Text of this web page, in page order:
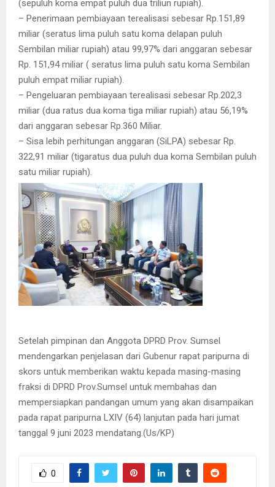
(sepuluh koma empat puluh dua triliun rupiah).
– Penerimaan pembiayaan terealisasi sebesar Rp.151,89
miliar (seratus lima puluh satu koma delapan puluh
Sembilan miliar rupiah) atau 99,97% dari anggaran sebesar
Rp. 151,94 miliar ( seratus lima puluh satu koma Sembilan
puluh empat miliar rupiah).
– Pengeluaran pembiayaan terealisasi sebesar Rp.202,3
miliar (dua ratus dua koma tiga miliar rupiah) atau 56,19%
dari anggaran sebesar Rp.360 Miliar.
– Sisa lebih perhitungan anggaran (SiLPA) sebesar Rp.
322,91 miliar (tigaratus dua puluh dua koma Sembilan puluh
satu miliar rupiah).
Setelah pimpinan dan Anggota DPRD Prov. Sumsel
mendengarkan penjelasan dari Gubenur rapat paripurna di
skors untuk memberikan waktu kepada masing-masing
fraksi di DPRD Prov.Sumsel untuk membahas dan
mempersiapkan pandangan umum yang akan disampaikan
pada rapat paripurna LXIV (64) lanjutan pada hari jumat
tanggal 9 juni 2023 mendatang.(Us/KP)
0